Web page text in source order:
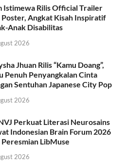
Istimewa Rilis Official Trailer
Poster, Angkat Kisah Inspiratif
Anak Disabilitas
2026
Jhuan Rilis “Kamu Doang”,
Penuh Penyangkalan Cinta
Sentuhan Japanese City Pop
2026
Perkuat Literasi Neurosains
Indonesian Brain Forum 2026
Peresmian LibMuse
2026